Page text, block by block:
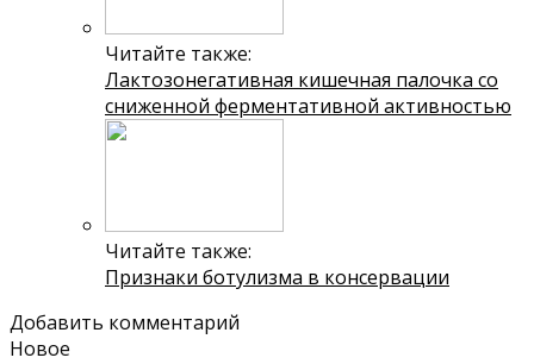
Читайте также:
Лактозонегативная кишечная палочка со
сниженной ферментативной активностью
Читайте также:
Признаки ботулизма в консервации
Добавить комментарий
Новое